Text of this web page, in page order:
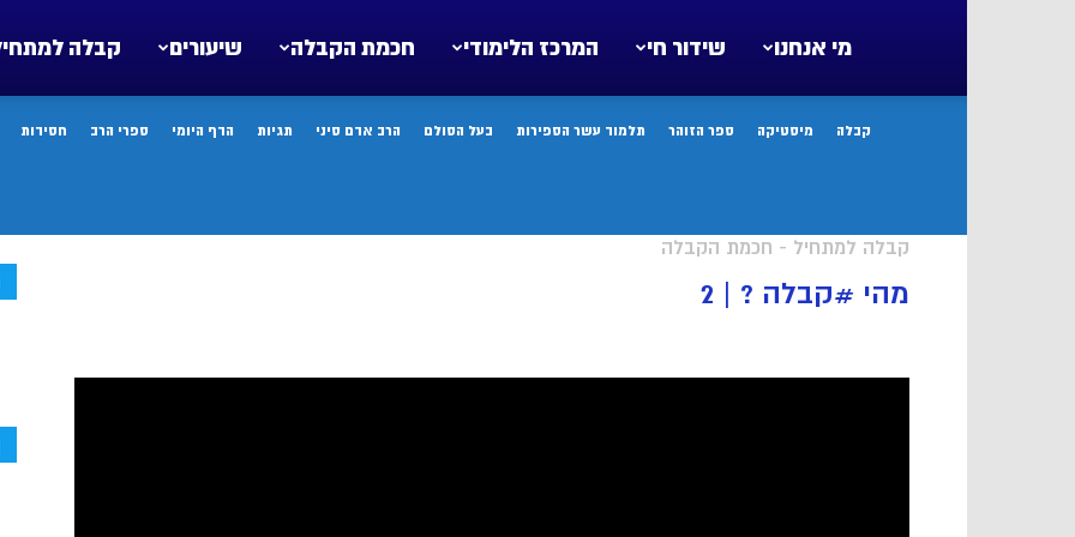
קבלה שיעורים חכמת הקבלה המרכז הלימודי שידור חי מי אנחנו
קבלה מיסטיקה ספר הזוהר תלמוד עשר הספירות בעל הסולם הרב אדם סיני תגיות הדף היומי ספרי הרב חסידות
קבלה למתחיל - חכמת הקבלה
מהי #קבלה ? | 2